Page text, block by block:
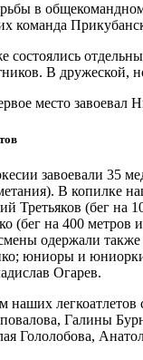
в
команда
состоялись
В
место
завоевали 35
В копилке
Третьяков (бег на
(бег на 400 метров
одержали
юниоры и
Огарев.
наших
Галины
Гололобова,